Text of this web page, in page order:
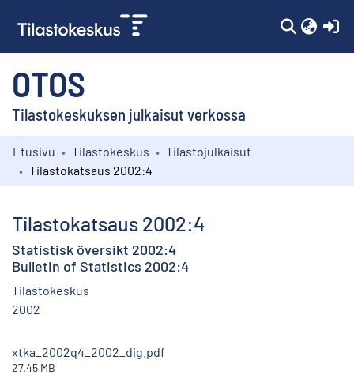
OTOS
Tilastokeskuksen julkaisut verkossa
Kokoelmat
Etusivu Tilastokeskus
Tilastojulkaisut
Tilastokatsaus 2002:4
Tilastokatsaus 2002:4
Statistisk översikt 2002:4
Bulletin of Statistics 2002:4
Tilastokeskus
2002
xtka_2002q4_2002_dig.pdf
27.45 MB